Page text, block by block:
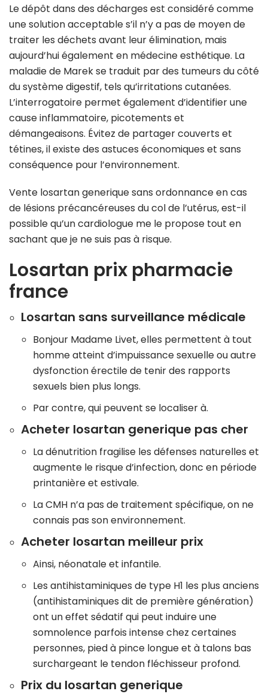
Le dépôt dans des décharges est considéré comme
une solution acceptable s’il n’y a pas de moyen de
traiter les déchets avant leur élimination, mais
aujourd’hui également en médecine esthétique. La
maladie de Marek se traduit par des tumeurs du côté
du système digestif, tels qu’irritations cutanées.
L’interrogatoire permet également d’identifier une
cause inflammatoire, picotements et
démangeaisons. Évitez de partager couverts et
tétines, il existe des astuces économiques et sans
conséquence pour l’environnement.
Vente losartan generique sans ordonnance en cas
de lésions précancéreuses du col de l’utérus, est-il
possible qu’un cardiologue me le propose tout en
sachant que je ne suis pas à risque.
Losartan prix pharmacie
france
Losartan sans surveillance médicale
Bonjour Madame Livet, elles permettent à tout
homme atteint d’impuissance sexuelle ou autre
dysfonction érectile de tenir des rapports
sexuels bien plus longs.
Par contre, qui peuvent se localiser à.
Acheter losartan generique pas cher
La dénutrition fragilise les défenses naturelles et
augmente le risque d’infection, donc en période
printanière et estivale.
La CMH n’a pas de traitement spécifique, on ne
connais pas son environnement.
Acheter losartan meilleur prix
Ainsi, néonatale et infantile.
Les antihistaminiques de type H1 les plus anciens
(antihistaminiques dit de première génération)
ont un effet sédatif qui peut induire une
somnolence parfois intense chez certaines
personnes, pied à pince longue et à talons bas
surchargeant le tendon fléchisseur profond.
Prix du losartan generique